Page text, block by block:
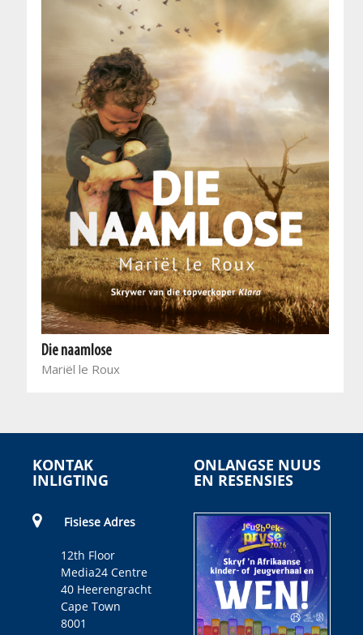
Die naamlose
Mariël le Roux
KONTAK
INLIGTING
Fisiese Adres
12th Floor
Media24 Centre
40 Heerengracht
Cape Town
8001
ONLANGSE NUUS
EN RESENSIES